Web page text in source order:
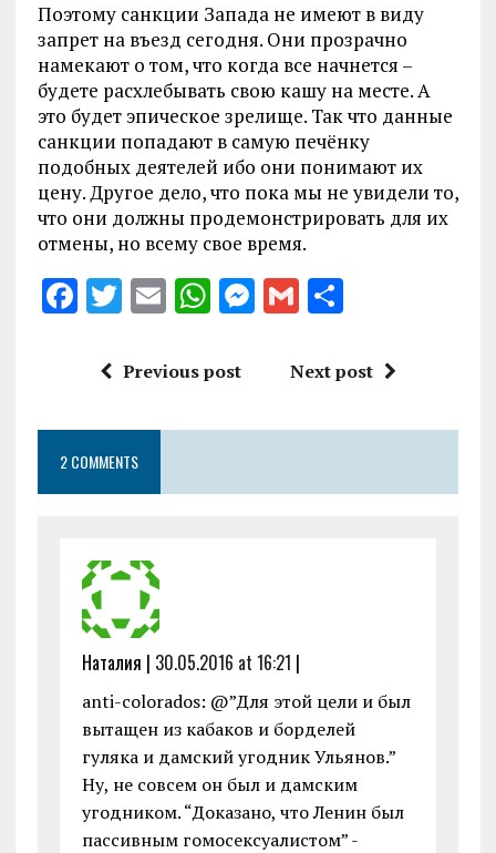
Поэтому санкции Запада не имеют в виду
запрет на въезд сегодня. Они прозрачно
намекают о том, что когда все начнется –
будете расхлебывать свою кашу на месте. А
это будет эпическое зрелище. Так что данные
санкции попадают в самую печёнку
подобных деятелей ибо они понимают их
цену. Другое дело, что пока мы не увидели то,
что они должны продемонстрировать для их
отмены, но всему свое время.
F
ce
o
o
k
T
it
r
E
ai
W
at
A
p
M
g
G
ai
S
a
Previous post Next post
2 COMMENTS
Наталия | 30.05.2016 at 16:21 |
anti-colorados: @”Для этой цели и был
вытащен из кабаков и борделей
гуляка и дамский угодник Ульянов.”
Ну, не совсем он был и дамским
угодником. “Доказано, что Ленин был
пассивным гомосексуалистом” -